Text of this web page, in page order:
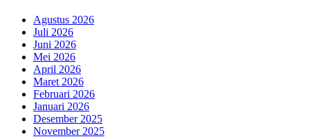
Agustus 2026
Juli 2026
Juni 2026
Mei 2026
April 2026
Maret 2026
Februari 2026
Januari 2026
Desember 2025
November 2025